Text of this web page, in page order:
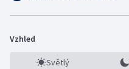
Vzhled
Světlý